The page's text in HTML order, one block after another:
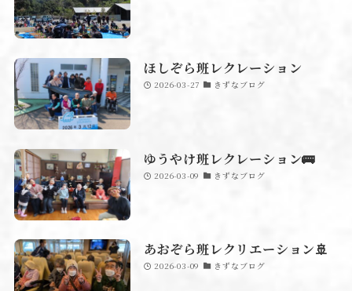
ほしぞら班レクレーション
2026-03-27 きずなブログ
ゆうやけ班レクレーション🚌
2026-03-09 きずなブログ
あおぞら班レクリエーション🚢
2026-03-09 きずなブログ